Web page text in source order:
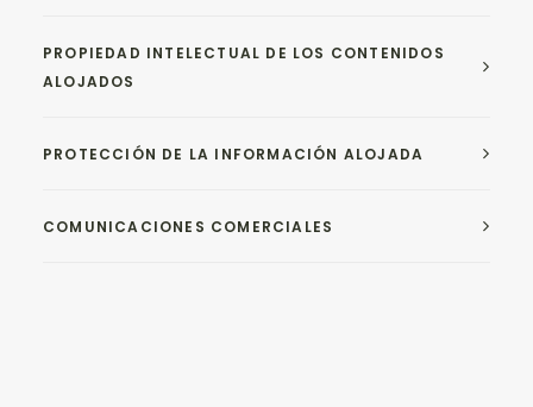
PROPIEDAD INTELECTUAL DE LOS CONTENIDOS
ALOJADOS
PROTECCIÓN DE LA INFORMACIÓN ALOJADA
COMUNICACIONES COMERCIALES